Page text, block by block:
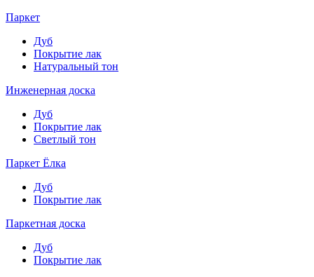
Паркет
Дуб
Покрытие лак
Натуральный тон
Инженерная доска
Дуб
Покрытие лак
Светлый тон
Паркет Ёлка
Дуб
Покрытие лак
Паркетная доска
Дуб
Покрытие лак